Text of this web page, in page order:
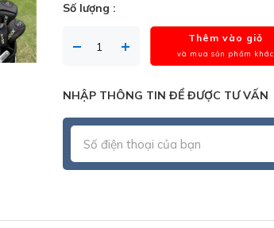
Số lượng :
Thêm vào giỏ
và mua sản phẩm khác
NHẬP THÔNG TIN ĐỂ ĐƯỢC TƯ VẤN